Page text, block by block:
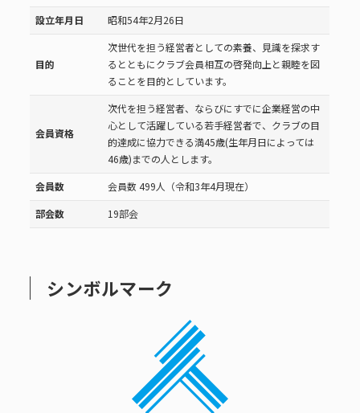
設立年月日 昭和54年2月26日
目的
次世代を担う経営者としての素養、見識を探求す
るとともにクラブ会員相互の啓発向上と親睦を図
ることを目的としています。
会員資格
次代を担う経営者、ならびにすでに企業経営の中
心として活躍している若手経営者で、クラブの目
的達成に協力できる満45歳(生年月日によっては
46歳)までの人とします。
会員数
会員数 499人（令和3年4月現在）
部会数
19部会
シンボルマーク